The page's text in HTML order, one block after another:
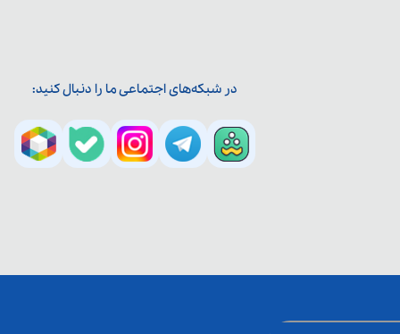
در شبکه‌های اجتماعی ما را دنبال کنید: